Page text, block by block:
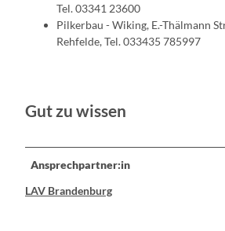
Tel. 03341 23600
Pilkerbau - Wiking, E.-Thälmann
Rehfelde, Tel. 033435 785997
Gut zu wissen
Ansprechpartner:in
LAV Brandenburg